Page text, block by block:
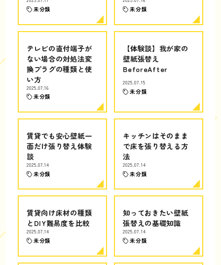
未分類 未分類
テレビの直付端子が
ない場合の対処法変
換プラグの種類と使
い方
2025.07.16
未分類
【体験談】我が家の
壁紙張替え
BeforeAfter
2025.07.15
未分類
賃貸でも安心壁紙一
面だけ張り替え体験
談
2025.07.14
未分類
キッチンはそのまま
で床を張り替える方
法
2025.07.14
未分類
賃貸向け床材の種類
とDIY難易度を比較
2025.07.14
未分類
知っておきたい壁紙
張替えの基礎知識
2025.07.14
未分類